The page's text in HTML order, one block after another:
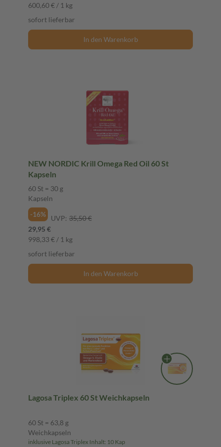
600,60 € / 1 kg
sofort lieferbar
In den Warenkorb
NEW NORDIC Krill Omega Red Oil 60 St
Kapseln
60 St = 30 g
Kapseln
-16%
UVP: 35,50 €
29,95 €
998,33 € / 1 kg
sofort lieferbar
In den Warenkorb
Lagosa Triplex 60 St Weichkapseln
60 St = 63,8 g
Weichkapseln
inklusive Lagosa Triplex Inhalt: 10 Kap